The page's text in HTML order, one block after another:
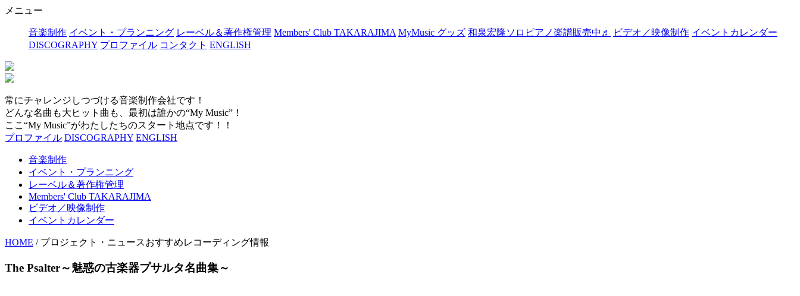
メニュー
音楽制作 イベント・プランニング レーベル＆著作権管理 Members' Club TAKARAJIMA MyMusic グッズ 和泉宏隆ソロピアノ楽譜販売中♬ ビデオ／映像制作 イベントカレンダー
DISCOGRAPHY プロファイル コンタクト ENGLISH
常にチャレンジしつづける音楽制作会社です！
どんな名曲も大ヒット曲も、最初は誰かの“My Music”！
ここ“My Music”がわたしたちのスタート地点です！！
プロファイル DISCOGRAPHY ENGLISH
音楽制作
イベント・プランニング
レーベル＆著作権管理
Members' Club TAKARAJIMA
ビデオ／映像制作
イベントカレンダー
HOME / プロジェクト・ニュースおすすめレコーディング情報
The Psalter～魅惑の古楽器プサルタ名曲集～